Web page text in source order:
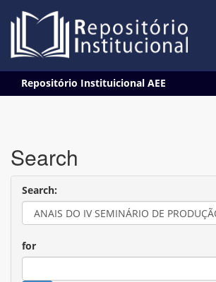
navigation
Repositório Instituicional AEE
Search
Search:
for